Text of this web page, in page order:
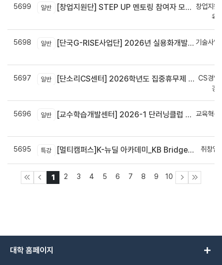
5699 일반 [창업지원단] STEP UP 멘토링 참여자 모집(~7월 29일)
창업지원
육
5698 일반 [단국G-RISE사업단] 2026년 실용화개발 지원(Grant) 과제 공고_~8/14(금)까지
기술사업
5697 일반 [단소리CS센터] 2026학년도 집중휴무제 안내 (EMS 및 이메일 발송 접수기한 : 7/24(금) 오후 12시까지)
CS경영
경
5696 일반 [교수학습개발센터] 2026-1 단러닝클럽 Best Practice 공모전 결과 안내
교육혁신
5695 특강 [멀티캠퍼스]K-뉴딜 아카데미_KB Bridge 과정 취창업
1 2 3 4 5 6 7 8 9 10
대학 홈페이지 add